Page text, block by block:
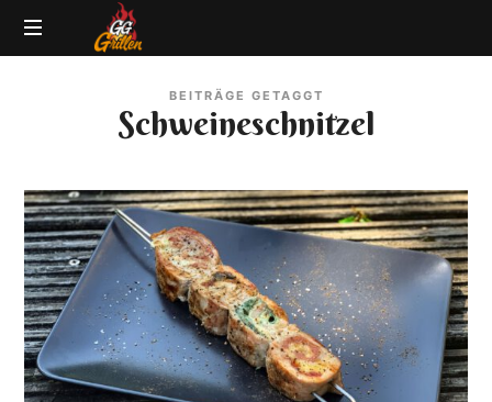
GG-
|
BBQ
Lexikon
BEITRÄGE GETAGGT
Schweineschnitzel